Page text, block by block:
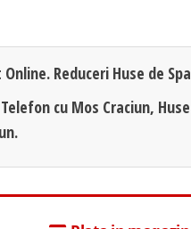
Reduceri Huse de
cu Mos Craciun,